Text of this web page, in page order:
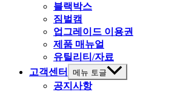
블랙박스
짐벌캠
업그레이드 이용권
제품 매뉴얼
유틸리티/자료
고객센터
메뉴 토글
공지사항